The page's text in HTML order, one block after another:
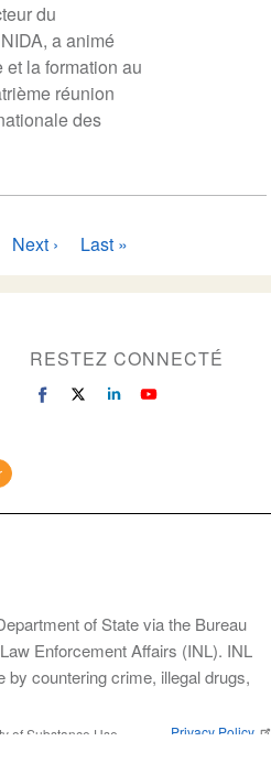
du
a animé
la formation au
réunion
des
Page
suivante
Next ›
Dernière
page
Last »
RESTEZ CONNECTÉ
of State via the Bureau
Enforcement Affairs (INL). INL
countering crime, illegal drugs,
of Substance Use
Privacy Policy